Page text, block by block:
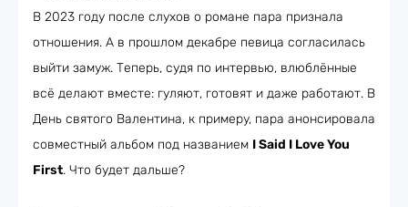
В 2023 году после слухов о романе пара признала
отношения. А в прошлом декабре певица согласилась
выйти замуж. Теперь, судя по интервью, влюблённые
всё делают вместе: гуляют, готовят и даже работают. В
День святого Валентина, к примеру, пара анонсировала
совместный альбом под названием I Said I Love You
First. Что будет дальше?